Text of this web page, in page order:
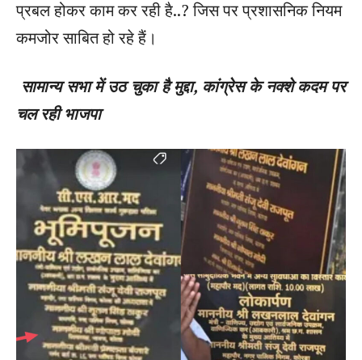
प्रबल होकर काम कर रही है..? जिस पर प्रशासनिक नियम
कमजोर साबित हो रहे हैं।
सामान्य सभा में उठ चुका है मुद्दा, कांग्रेस के नक्शे कदम पर
चल रही भाजपा